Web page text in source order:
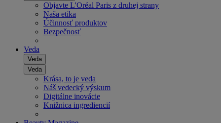
Objavte L'Oréal Paris z druhej strany
Naša etika
Účinnosť produktov
Bezpečnosť
Veda
Veda
Veda
Krása, to je veda
Náš vedecký výskum
Digitálne inovácie
Knižnica ingrediencií